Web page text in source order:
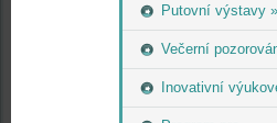
Putovní výstavy »
Večerní
Inovativní